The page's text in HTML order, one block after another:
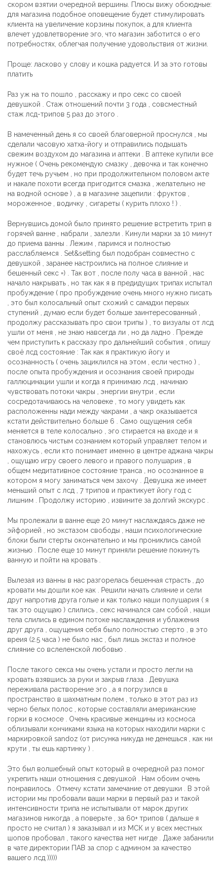
скором взятии очередной вершины. Плюсы вижу обоюдные:
для магазина подобное оповещение будет стимулировать
клиента на увеличение корзины покупок, а для клиента
влечет удовлетворение эго, что магазин заботится о его
потребностях, облегчая получение удовольствия от жизни.
Проще: ласково у слову и кошка радуется. И за это готовы
платить
Раз уж на то пошло , расскажу и про секс со своей
девушкой . Стаж отношений почти 3 года , совсместный
стаж лсд-трипов 5 раз до этого .
В намеченный день я со своей благоверной проснулся , мы
сделали часовую хатха-йогу и отправились подышать
свежим воздухом до магазина и аптеки . В аптеке купили все
нужное ( Очень рекомендую смазку , девочка и так конечно
будет течь ручьем , но при продолжительном половом акте
и накале похоти всегда пригодится смазка , желательно не
на водной основе ) , а в магазине зацепили : фруктов ,
мороженное , водичку , сигареты ( курить плохо ! ) .
Вернувшись домой было принято решение встретить трип в
горячей ванне , набрали , залезли . Кинули марки за 10 минут
до приема ванны . Лежим , паримся и полностью
расслабляемся . Set&setting был подобран совместно с
девушкой , заранее настроились на полное слияние и
бешенный секс =) . Так вот , после полу часа в ванной , нас
начало накрывать , но так как я в предидущих трипах испытал
пробуждение ( про пробуждение очень много нужно писать
, это был колосальный опыт схожий с самадхи первых
ступений , думаю если будет больше заинтересованный ,
продолжу рассказывать про свои трипы ) , то визуалы от лсд
ушли от меня , не знаю навсегда ли , но да ладно . Прежде
чем приступить к рассказу про дальнейший события , опишу
своё лсд состояние : Так как я практикую йогу и
осознанность ( очень зациклился на этом , если честно ) ,
после опыта пробуждения и осознания своей природы
галлюцинации ушли и когда я принимаю лсд , начинаю
чувствовать потоки чакры , энергии внутри , если
сосредотачиваюсь на человеке , то могу увидеть как
расположенны нади между чакрами , а чакр оказывается
кстати действительно больше 6 . Само ощущения себя
меняется в теле колосально , эго стирается на входе и я
становлюсь чистым сознанием который управляет телом и
нахожусь , если кто понимает именно в центре аджана чакры
, ощущаю игру своего левого и правого полушария , в
общем медитативное состояние транса , но осознанное в
котором я могу заниматься чем захочу . Девушка же имеет
меньший опыт с лсд , 7 трипов и практикует йогу год с
лишним . Продолжу историю , извините за долгий экскурс .
Мы пролежали в ванне еще 20 минут наслаждаясь даже не
эйфорией , но экстазом свободы , наши психологические
блоки были стерты окончательно и мы прониклись самой
жизнью . После еще 10 минут приняли решение покинуть
ванную и пойти на кровать .
Вылезая из ванны в нас разгорелась бешенная страсть , до
кровати мы дошли кое как . Решили начать слияние и сели
друг напротив друга голые и как только наши полушария ( я
так это ощущаю ) слились , секс начинался сам собой , наши
тела слились в едином потоке наслаждения и ублажения
друг друга , ощущения себя было полностью стерто , в это
вреия (2.5 часа ) не было нас , был лишь экстаз и полное
слияние со вслеленской любовью .
После такого секса мы очень устали и просто легли на
кровать взявшись за руки и закрыв глаза . Девушка
переживала растворение эго , а я погрузился в
пространство в шахматным полем , только в этот раз из
черно белых полос , которые составляли американские
горки в космосе . Очень красивые женщины из космоса
облизывали кончиками языка на которых находили марки с
маркировкой sandoz (от рисунка никуда не денешься , как ни
крути , ты ешь картинку ) .
Это был волшебный опыт который в очередной раз помог
укрепить наши отношения с девушкой . Нам обоим очень
понравилось . Отмечу кстати замечание от девушки . В этой
истории мы пробовали ваши марки в первый раз и такой
интенсивности трипа не испытывали от марок других
магазинов никогда , а поверьте , за 60+ трипов ( дальше я
просто не считал ) я заказывал и из МСК и у всех местных
шопов пробовал , такого качества нет нигде . Даже забанили
в чате директории ПАВ за спор с админом за качество
вашего лсд )))))